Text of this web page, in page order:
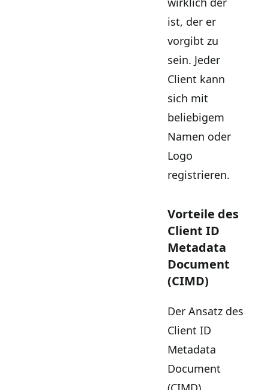
ist, der er
vorgibt zu
sein. Jeder
Client kann
sich mit
beliebigem
Namen oder
Logo
registrieren.
Vorteile des
Client ID
Metadata
Document
(CIMD)
Der Ansatz des
Client ID
Metadata
Document